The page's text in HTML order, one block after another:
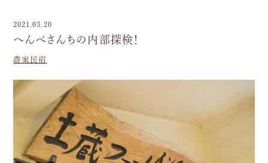
2021.03.20
へんぺさんちの内部探検！
農家民宿